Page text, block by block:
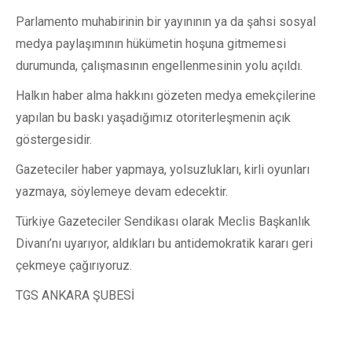
Parlamento muhabirinin bir yayınının ya da şahsi sosyal
medya paylaşımının hükümetin hoşuna gitmemesi
durumunda, çalışmasının engellenmesinin yolu açıldı.
Halkın haber alma hakkını gözeten medya emekçilerine
yapılan bu baskı yaşadığımız otoriterleşmenin açık
göstergesidir.
Gazeteciler haber yapmaya, yolsuzlukları, kirli oyunları
yazmaya, söylemeye devam edecektir.
Türkiye Gazeteciler Sendikası olarak Meclis Başkanlık
Divanı’nı uyarıyor, aldıkları bu antidemokratik kararı geri
çekmeye çağırıyoruz.
TGS ANKARA ŞUBESİ